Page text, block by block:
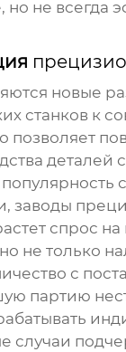
но не всегда
новые
станков к
позволяет
заводы
спрос
не только
с
партию
случаи